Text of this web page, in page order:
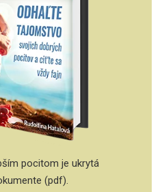
pocitom je ukrytá
(pdf).